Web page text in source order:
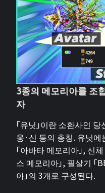
3종의 메모리아를 조
자
「유닛」이란 소환사인
웅·신 등의 총칭. 유닛
「아바타 메모리아」, 신
스 메모리아」, 필살기
아」의 3개로 구성된다.